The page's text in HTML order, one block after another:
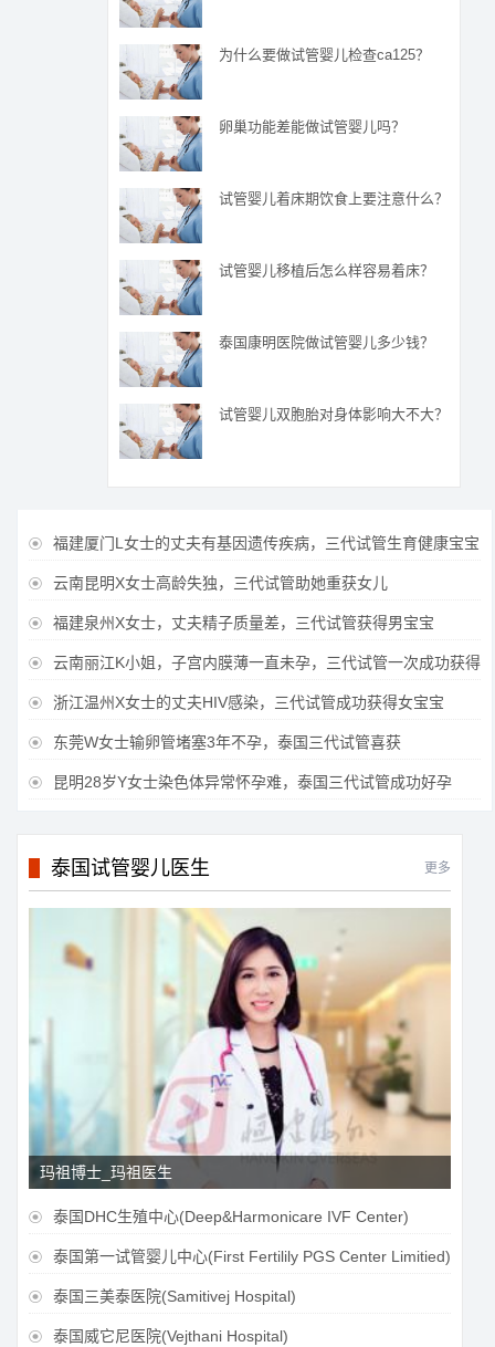
为什么要做试管婴儿检查ca125？
卵巢功能差能做试管婴儿吗？
试管婴儿着床期饮食上要注意什么？
试管婴儿移植后怎么样容易着床？
泰国康明医院做试管婴儿多少钱？
试管婴儿双胞胎对身体影响大不大？
 福建厦门L女士的丈夫有基因遗传疾病，三代试管生育健康宝宝
 云南昆明X女士高龄失独，三代试管助她重获女儿
 福建泉州X女士，丈夫精子质量差，三代试管获得男宝宝
 云南丽江K小姐，子宫内膜薄一直未孕，三代试管一次成功获得
 浙江温州X女士的丈夫HIV感染，三代试管成功获得女宝宝
 东莞W女士输卵管堵塞3年不孕，泰国三代试管喜获
 昆明28岁Y女士染色体异常怀孕难，泰国三代试管成功好孕
泰国试管婴儿医生 更多
玛祖博士_玛祖医生
 泰国DHC生殖中心(Deep&Harmonicare IVF Center)
 泰国第一试管婴儿中心(First Fertilily PGS Center Limitied)
 泰国三美泰医院(Samitivej Hospital)
 泰国威它尼医院(Vejthani Hospital)